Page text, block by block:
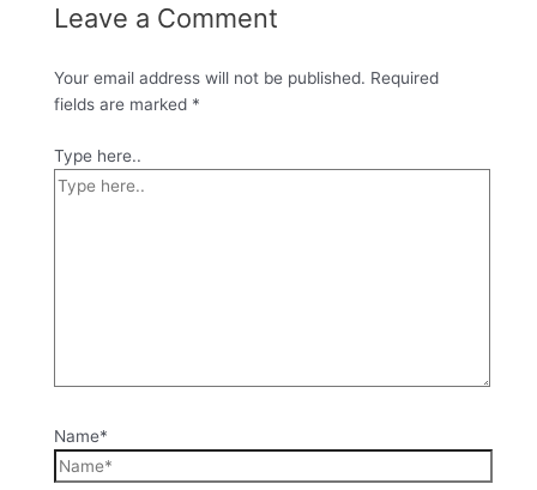
Leave a Comment
Your email address will not be published. Required
fields are marked *
Type here..
Name*